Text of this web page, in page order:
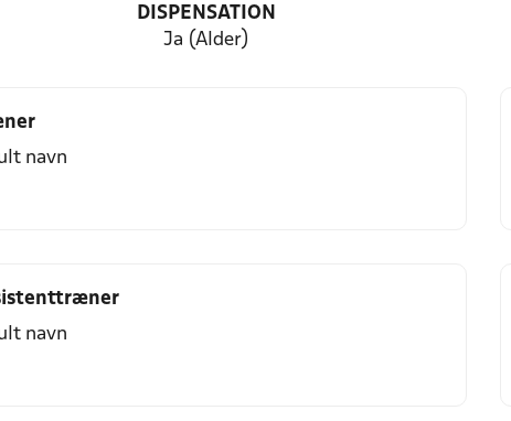
DISPENSATION
Ja (Alder)
navn
navn